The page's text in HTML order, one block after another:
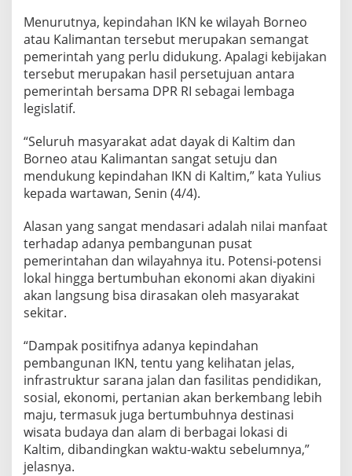
b
u
t
I
K
N
a
n
t
a
Menurutnya, kepindahan IKN ke wilayah Borneo
atau Kalimantan tersebut merupakan semangat
pemerintah yang perlu didukung. Apalagi kebijakan
tersebut merupakan hasil persetujuan antara
pemerintah bersama DPR RI sebagai lembaga
legislatif.
“Seluruh masyarakat adat dayak di Kaltim dan
Borneo atau Kalimantan sangat setuju dan
mendukung kepindahan IKN di Kaltim,” kata Yulius
kepada wartawan, Senin (4/4).
Alasan yang sangat mendasari adalah nilai manfaat
terhadap adanya pembangunan pusat
pemerintahan dan wilayahnya itu. Potensi-potensi
lokal hingga bertumbuhan ekonomi akan diyakini
akan langsung bisa dirasakan oleh masyarakat
sekitar.
“Dampak positifnya adanya kepindahan
pembangunan IKN, tentu yang kelihatan jelas,
infrastruktur sarana jalan dan fasilitas pendidikan,
sosial, ekonomi, pertanian akan berkembang lebih
maju, termasuk juga bertumbuhnya destinasi
wisata budaya dan alam di berbagai lokasi di
Kaltim, dibandingkan waktu-waktu sebelumnya,”
jelasnya.